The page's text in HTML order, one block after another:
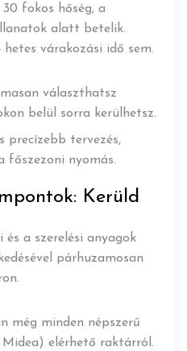
fokos hőség, a
alatt betelik.
várakozási idő sem.
választhatsz
belül sorra kerülhetsz.
precízebb tervezés,
főszezoni nyomás.
Kerüld
és a szerelési anyagok
párhuzamosan
még minden népszerű
Midea) elérhető raktárról.